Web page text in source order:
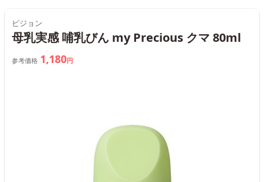
ピジョン
母乳実感 哺乳びん my Precious クマ 80ml
参考価格 1,180円